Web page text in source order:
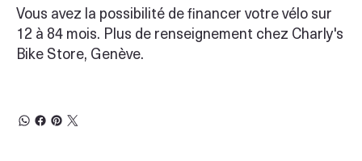
Vous avez la possibilité de financer votre vélo sur
12 à 84 mois. Plus de renseignement chez Charly's
Bike Store, Genève.